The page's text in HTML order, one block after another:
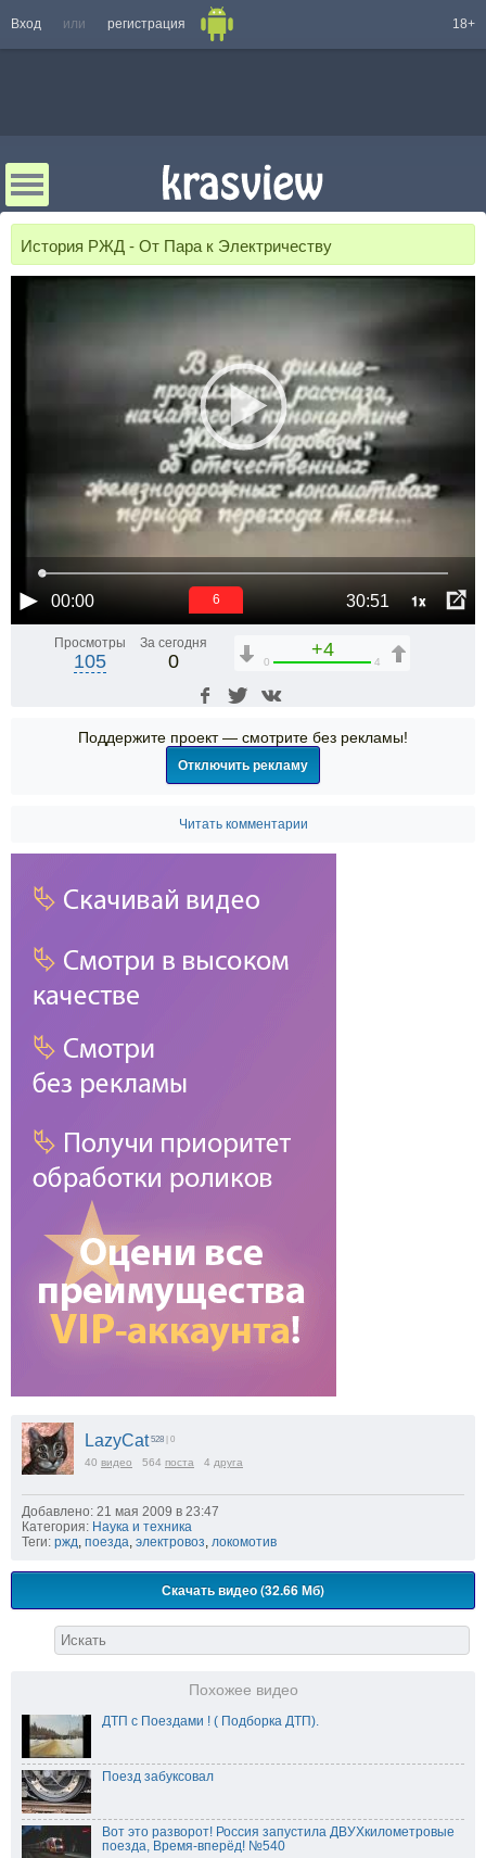
Вход или регистрация 18+
История РЖД - От Пара к Электричеству
00:00 30:51 1x
5
Просмотры
105
За сегодня
0
+4
0 4
Поддержите проект — смотрите без рекламы!
Отключить рекламу
Читать комментарии
LazyCat 528 | 0
40 видео 564 поста 4 друга
Добавлено: 21 мая 2009 в 23:47
Категория: Наука и техника
Теги: ржд поезда электровоз локомотив
Скачать видео (32.66 Мб)
Похожее видео
ДТП с Поездами ! ( Подборка ДТП).
Поезд забуксовал
Вот это разворот! Россия запустила ДВУХкилометровые
поезда, Время-вперёд! №540